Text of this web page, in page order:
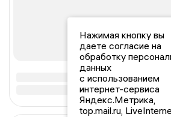
Нажимая кнопку вы
даете согласие на
обработку
данных
с использованием
интернет-сервиса
Яндекс.Метрика,
top.mail.ru,